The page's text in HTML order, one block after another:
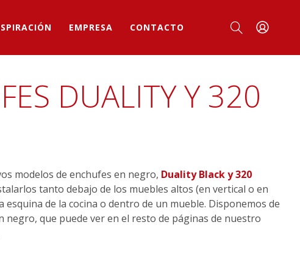
EMPRESA CONTACTO
DUALITY Y 320
modelos de enchufes en negro, Duality Black y 320
tanto debajo de los muebles altos (en vertical o en
esquina de la cocina o dentro de un mueble. Disponemos de
negro, que puede ver en el resto de páginas de nuestro